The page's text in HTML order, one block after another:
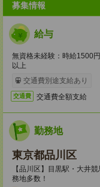
募集情報
給与
無資格未経験：時給
以上
交通費別途支給あり
交通費 交通費全額支給
勤務地
東京都品川区
【品川区】目黒駅・大井
務地多数！